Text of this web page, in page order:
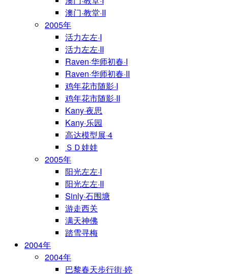
澳门·教堂·II
2005年
活力左左·I
活力左左·II
Raven·华师初春·I
Raven·华师初春·II
鸡年花市随影·I
鸡年花市随影·II
Kany·夜思
Kany·乐园
高达模型展·4
ＳＤ娃娃
2005年
阳光左左·I
阳光左左·II
Sinly·石围塘
游走西关
满天神佛
踏雪寻梅
2004年
2004年
巴黎春天步行街·婷